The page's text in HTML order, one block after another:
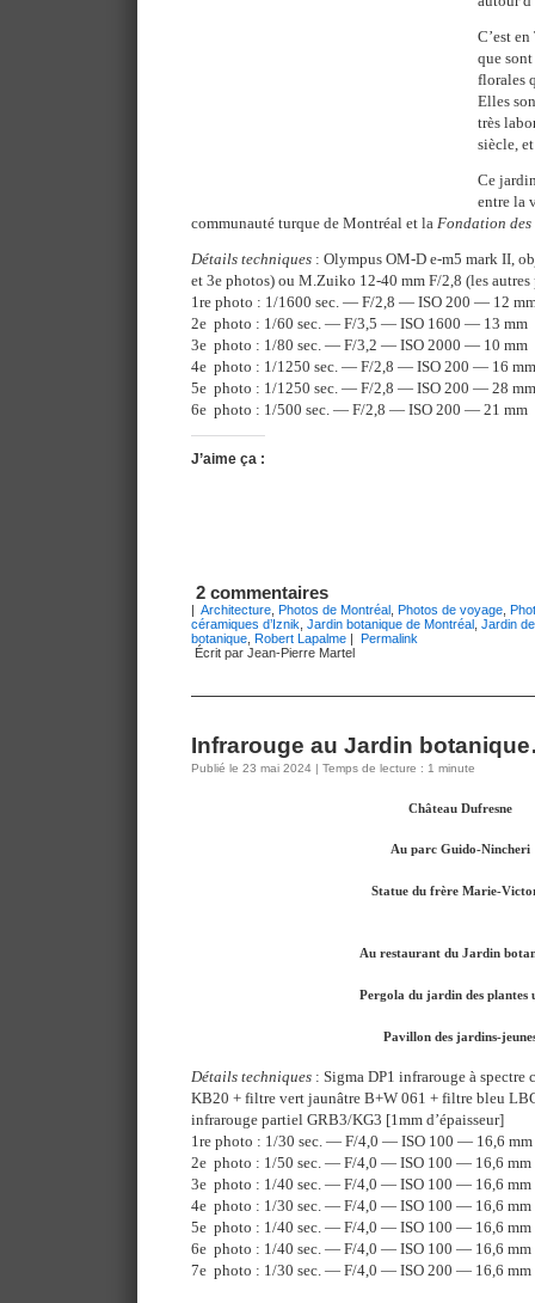
C’est
que
florales
Elles
très
siècle,
Ce
entre la
communauté turque de Montréal et la Fondation des
Détails techniques : Olympus OM-D e-m5 mark II,
et 3e photos) ou M.Zuiko 12-40 mm F/2,8 (les autres
1re photo : 1/1600 sec. — F/2,8 — ISO 200 — 12
2e photo : 1/60 sec. — F/3,5 — ISO 1600 — 13 mm
3e photo : 1/80 sec. — F/3,2 — ISO 2000 — 10 mm
4e photo : 1/1250 sec. — F/2,8 — ISO 200 — 16 mm
5e photo : 1/1250 sec. — F/2,8 — ISO 200 — 28 mm
6e photo : 1/500 sec. — F/2,8 — ISO 200 — 21 mm
J’aime ça :
2 commentaires
| Architecture Photos de Montréal Photos de voyage
céramiques d’Iznik Jardin botanique de Montréal Jardin
botanique Robert Lapalme | Permalink
Écrit par Jean-Pierre Martel
Infrarouge au Jardin
Publié le 23 mai 2024 | Temps de lecture : 1 minute
Château Dufresne
Au parc Guido-Nincheri
Statue du frère Marie-
Au restaurant du Jardin
Pergola du jardin des plantes
Pavillon des jardins-
Détails techniques : Sigma DP1 infrarouge à
KB20 + filtre vert jaunâtre B+W 061 + filtre bleu
infrarouge partiel GRB3/KG3 [1mm d’épaisseur]
1re photo : 1/30 sec. — F/4,0 — ISO 100 — 16,6 mm
2e photo : 1/50 sec. — F/4,0 — ISO 100 — 16,6 mm
3e photo : 1/40 sec. — F/4,0 — ISO 100 — 16,6 mm
4e photo : 1/30 sec. — F/4,0 — ISO 100 — 16,6 mm
5e photo : 1/40 sec. — F/4,0 — ISO 100 — 16,6 mm
6e photo : 1/40 sec. — F/4,0 — ISO 100 — 16,6 mm
7e photo : 1/30 sec. — F/4,0 — ISO 200 — 16,6 mm